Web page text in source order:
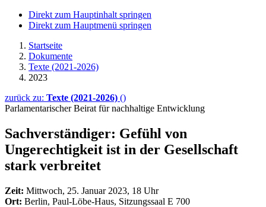
Direkt zum Hauptinhalt springen
Direkt zum Hauptmenü springen
Startseite
Dokumente
Texte (2021-2026)
2023
zurück zu: Texte (2021-2026) ()
Parlamentarischer Beirat für nachhaltige Entwicklung
Sachverständiger: Gefühl von
Ungerechtigkeit ist in der Gesellschaft
stark verbreitet
Zeit: Mittwoch, 25. Januar 2023, 18 Uhr
Ort: Berlin, Paul-Löbe-Haus, Sitzungssaal E 700